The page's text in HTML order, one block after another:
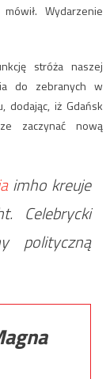
Wydarzenie
stróża naszej
do zebranych w
dodając, iż Gdańsk
zaczynać nową
imho kreuje
Celebrycki
polityczną